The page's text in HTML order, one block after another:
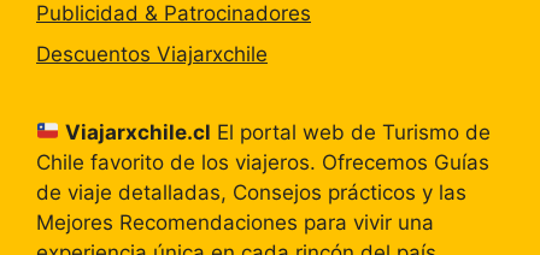
Publicidad & Patrocinadores
Descuentos Viajarxchile
Viajarxchile.cl El portal web de Turismo de
Chile favorito de los viajeros. Ofrecemos Guías
de viaje detalladas, Consejos prácticos y las
Mejores Recomendaciones para vivir una